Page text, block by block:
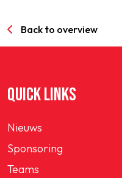
Back to overview
QUICK LINKS
Nieuws
Sponsoring
Teams